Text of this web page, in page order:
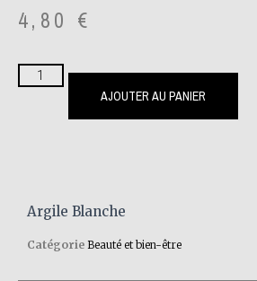
4,80 €
AJOUTER AU PANIER
Argile Blanche
Catégorie Beauté et bien-être